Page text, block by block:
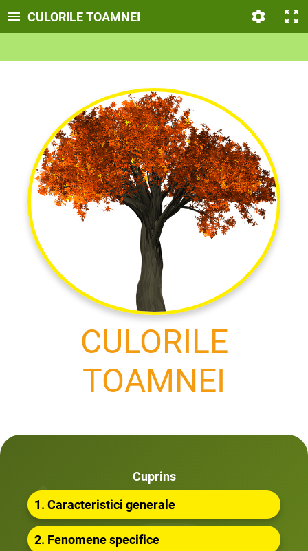
CULORILE TOAMNEI
CULORILE
TOAMNEI
Cuprins
1. Caracteristici generale
2. Fenomene specifice